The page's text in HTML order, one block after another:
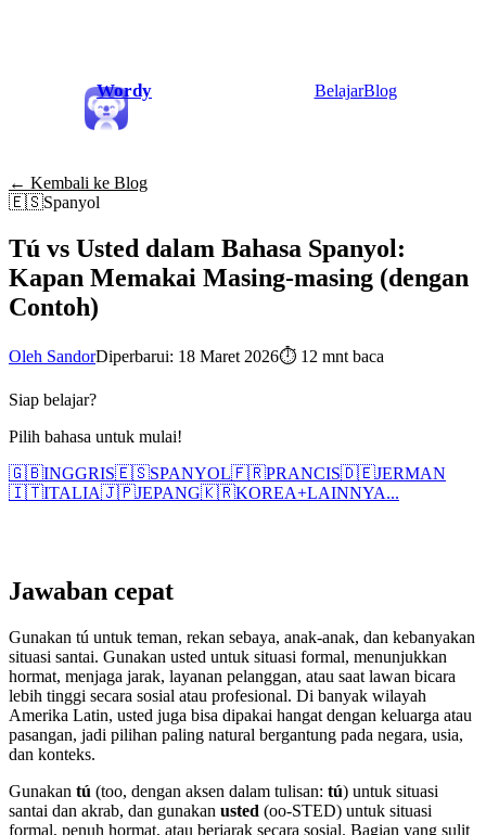
Wordy BelajarBlog
← Kembali ke Blog
🇪🇸Spanyol
Tú vs Usted dalam Bahasa Spanyol:
Kapan Memakai Masing-masing (dengan
Contoh)
Oleh SandorDiperbarui: 18 Maret 2026⏱ 12 mnt baca
Siap belajar?
Pilih bahasa untuk mulai!
🇬🇧INGGRIS🇪🇸SPANYOL🇫🇷PRANCIS🇩🇪JERMAN
🇮🇹ITALIA🇯🇵JEPANG🇰🇷KOREA+LAINNYA...
Jawaban cepat
Gunakan tú untuk teman, rekan sebaya, anak-anak, dan kebanyakan
situasi santai. Gunakan usted untuk situasi formal, menunjukkan
hormat, menjaga jarak, layanan pelanggan, atau saat lawan bicara
lebih tinggi secara sosial atau profesional. Di banyak wilayah
Amerika Latin, usted juga bisa dipakai hangat dengan keluarga atau
pasangan, jadi pilihan paling natural bergantung pada negara, usia,
dan konteks.
Gunakan tú (too, dengan aksen dalam tulisan: tú) untuk situasi
santai dan akrab, dan gunakan usted (oo-STED) untuk situasi
formal, penuh hormat, atau berjarak secara sosial. Bagian yang sulit